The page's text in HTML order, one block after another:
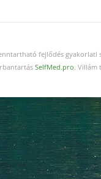
fejlődés gyakorlati
SelfMed.pro. Villám